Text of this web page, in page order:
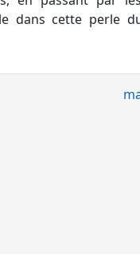
dans cette perle